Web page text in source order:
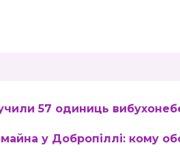
57 одиниць
у Добропіллі: кому